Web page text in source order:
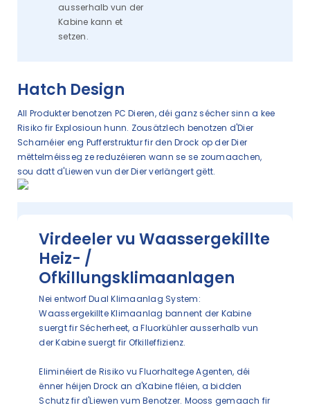
ausserhalb vun der
Kabine kann et
setzen.
Hatch Design
All Produkter benotzen PC Dieren, déi ganz sécher sinn a kee
Risiko fir Explosioun hunn. Zousätzlech benotzen d'Dier
Scharnéier eng Pufferstruktur fir den Drock op der Dier
mëttelméisseg ze reduzéieren wann se se zoumaachen,
sou datt d'Liewen vun der Dier verlängert gëtt.
Virdeeler vu Waassergekillte
Heiz- /
Ofkillungsklimaanlagen
Nei entworf Dual Klimaanlag System:
Waassergekillte Klimaanlag bannent der Kabine
suergt fir Sécherheet, a Fluorkühler ausserhalb vun
der Kabine suergt fir Ofkilleffizienz.
Eliminéiert de Risiko vu Fluorhaltege Agenten, déi
ënner héijen Drock an d'Kabine fléien, a bidden
Schutz fir d'Liewen vum Benotzer. Mooss gemaach fir